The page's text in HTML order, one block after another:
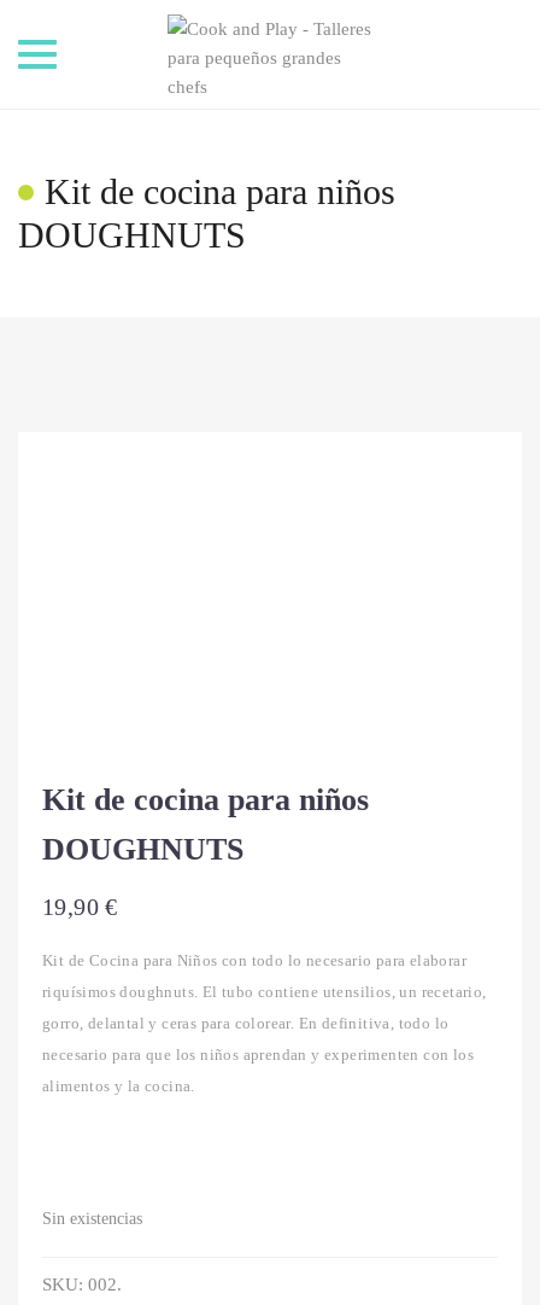
Toggle
Kit de cocina para niños
DOUGHNUTS
Kit de cocina para niños
DOUGHNUTS
19,90€
Kit de Cocina para Niños con todo lo necesario para elaborar
riquísimos doughnuts. El tubo contiene utensilios, un recetario,
gorro, delantal y ceras para colorear. En definitiva, todo lo
necesario para que los niños aprendan y experimenten con los
alimentos y la cocina.
Sin existencias
SKU: 002.